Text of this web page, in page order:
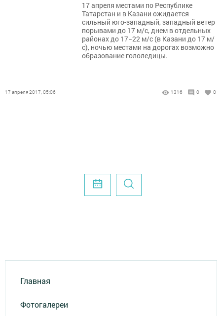
17 апреля местами по Республике
Татарстан и в Казани ожидается
сильный юго-западный, западный ветер
порывами до 17 м/с, днем в отдельных
районах до 17−22 м/с (в Казани до 17 м/
с), ночью местами на дорогах возможно
образование гололедицы.
17 апреля 2017, 05:06 1316 0 0
Главная
Фотогалереи